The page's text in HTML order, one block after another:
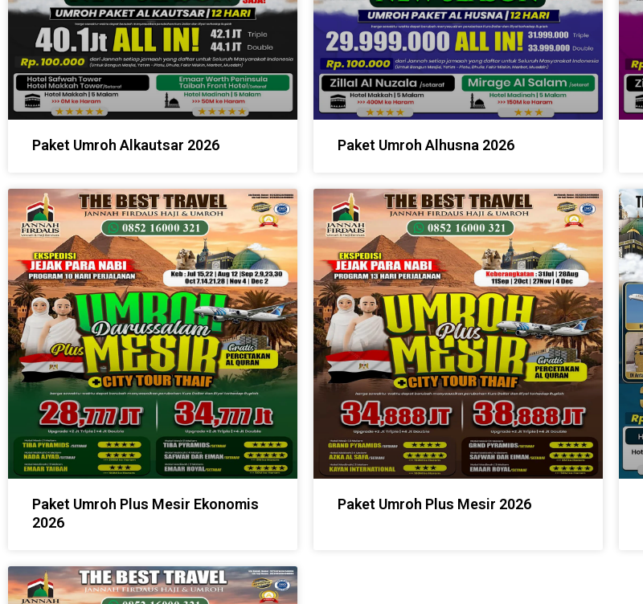
Paket Umroh Alkautsar 2026 Paket Umroh Alhusna 2026
Paket Umroh Plus Mesir Ekonomis
2026
Paket Umroh Plus Mesir 2026